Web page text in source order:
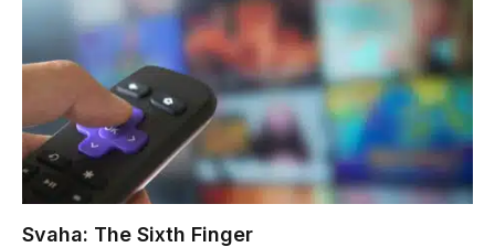
Svaha: The Sixth Finger